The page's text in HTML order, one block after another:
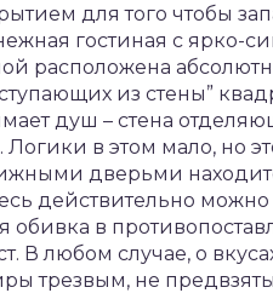
для того чтобы
гостиная с ярко-
расположена
из стены”
душ – стена
Логики в этом мало, но
дверьми
действительно можно
обивка в
В любом случае, о
трезвым, не